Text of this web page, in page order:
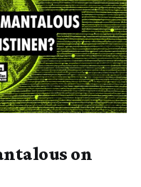
on